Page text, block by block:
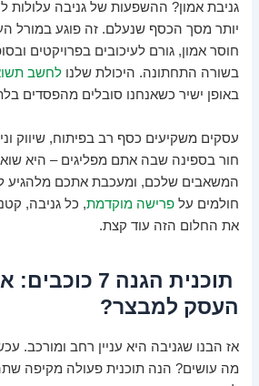
גניבת אמון? ההשפעות של גניבה עלולות
יותר מסך הכסף שנעלם. זה פוגע במורל
חוסר אמון, גורם לעיכובים בפרויקטים
בשורה התחתונה. היכולת שלנולחשב
באופן ישיר כשאנחנו סובלים מהפסדים
עסקים משקיעים כסף רב בפיתוח, שיווק
חור בספינה שבה אתם מפליגים – היא
המשאבים שלכם, ומעכבת אתכם מלהגיע
חולמים עלפרישה מוקדמת, כל גניבה,
את החלום הזה עוד קצת.
תוכנית הגנה 7
העסק למבצר?
אז הבנו שגניבה היא עניין רחב ומורכב.
מה עושים? הנה תוכנית פעולה מקיפה